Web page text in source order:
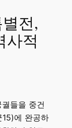
전,
사적
들을 중건
에 완공하